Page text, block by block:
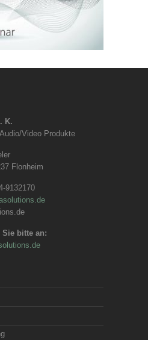
K.
Video Produkte
Flonheim
9132170
bitte an: